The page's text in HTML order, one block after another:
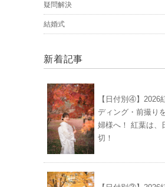
疑問解決
結婚式
新着記事
【日付別④】2026
ディング・前撮り
婦様へ！ 紅葉は、
切！